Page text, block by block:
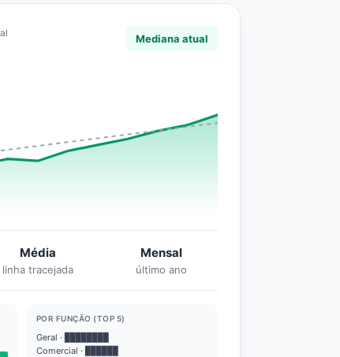
Mediana atual
Média
linha tracejada
Mensal
último ano
POR FUNÇÃO (TOP 5)
Geral · ████████
Comercial · ██████